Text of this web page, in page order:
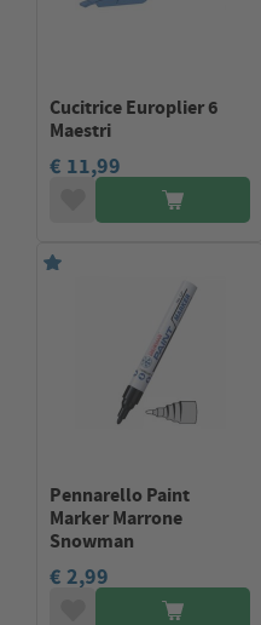
Cucitrice Europlier 6
Maestri
€ 11,99
Pennarello Paint
Marker Marrone
Snowman
€ 2,99